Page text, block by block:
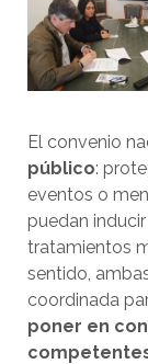
El convenio
público:
eventos o
puedan
tratamientos
sentido,
coordinada
poner en